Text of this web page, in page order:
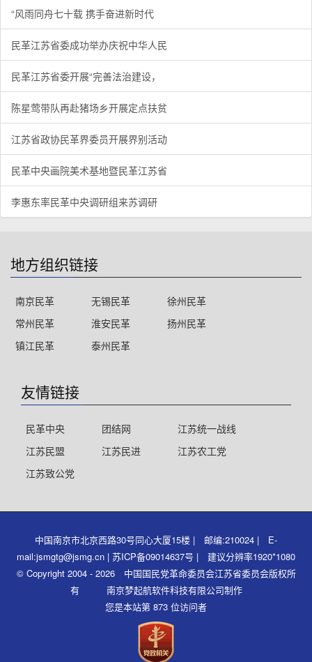
“风雨同舟七十载 携手奋进新时代
民革江苏省委成功举办庆祝中华人民
民革江苏省委开展“完善法治建设，
陈星莺带队再赴猪场乡开展定点扶贫
江苏省政协民革界委员开展界别活动
民革中央画院美术基地暨民革江苏省
李惠东率民革中央调研组来苏调研
地方组织链接
南京民革 无锡民革
徐州民革
常州民革
淮安民革
扬州民革
镇江民革
泰州民革
友情链接
民革中央 团结网
江苏统一战线
江苏民盟
江苏民进
江苏农工党
江苏致公党
中国南京市北京西路30号同心大厦15楼 | 邮编:210024 | E-
mail:jsmgtg@jsmg.cn | 苏ICP备09014637号 | 建议分辨率1920*1080
© Copyright 2004 - 2026 中国国民党革命委员会江苏省委员会版权所
有 南京梦起航软件科技有限公司制作
您是本站第 873 位访问者